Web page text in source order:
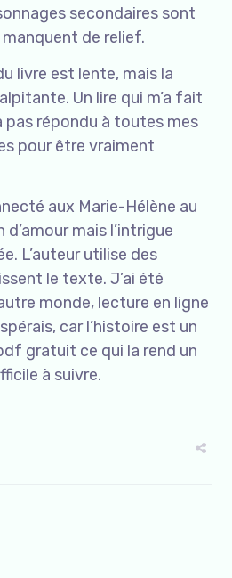
secondaires sont
de relief.
livre est lente, mais la
Un lire qui m’a fait
pas répondu à toutes mes
pour être vraiment
aux Marie-Hélène au
mais l’intrigue
L’auteur utilise des
le texte. J’ai été
monde, lecture en ligne
car l’histoire est un
gratuit ce qui la rend un
à suivre.